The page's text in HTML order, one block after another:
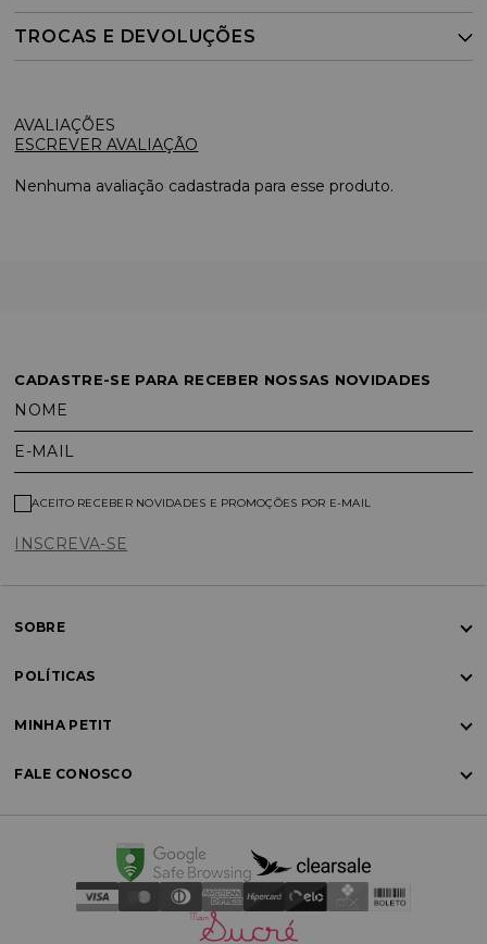
TROCAS E DEVOLUÇÕES
ESCREVER AVALIAÇÃO
Nenhuma avaliação cadastrada para esse produto.
CADASTRE-SE PARA RECEBER NOSSAS NOVIDADES
NOME
E-MAIL
INSCREVA-SE
ACEITO RECEBER NOVIDADES E PROMOÇÕES POR E-MAIL
SOBRE
POLÍTICAS
MINHA PETIT
FALE CONOSCO